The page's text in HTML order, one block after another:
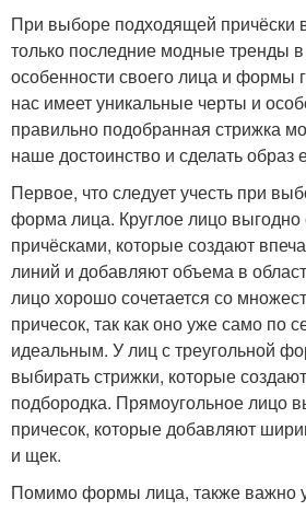
При выборе подходящей причёски
только последние модные тренды
особенности своего лица и формы
нас имеет уникальные черты и
правильно подобранная стрижка
наше достоинство и сделать образ
Первое, что следует учесть при
форма лица. Круглое лицо выгодно
причёсками, которые создают
линий и добавляют объема в
лицо хорошо сочетается со
причесок, так как оно уже само по
идеальным. У лиц с треугольной
выбирать стрижки, которые
подбородка. Прямоугольное лицо
причесок, которые добавляют
и щек.
Помимо формы лица, также важно